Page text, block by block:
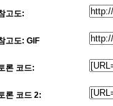
고도:
고도: GIF
론 코드:
론 코드 2: